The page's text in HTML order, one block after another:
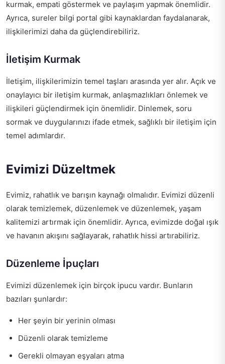
kurmak, empati göstermek ve paylaşım yapmak önemlidir.
Ayrıca, sureler bilgi portal gibi kaynaklardan faydalanarak,
ilişkilerimizi daha da güçlendirebiliriz.
İletişim Kurmak
İletişim, ilişkilerimizin temel taşları arasında yer alır. Açık ve
onaylayıcı bir iletişim kurmak, anlaşmazlıkları önlemek ve
ilişkileri güçlendirmek için önemlidir. Dinlemek, soru
sormak ve duygularınızı ifade etmek, sağlıklı bir iletişim için
temel adımlardır.
Evimizi Düzeltmek
Evimiz, rahatlık ve barışın kaynağı olmalıdır. Evimizi düzenli
olarak temizlemek, düzenlemek ve düzenlemek, yaşam
kalitemizi artırmak için önemlidir. Ayrıca, evimizde doğal ışık
ve havanın akışını sağlayarak, rahatlık hissi artırabiliriz.
Düzenleme İpuçları
Evimizi düzenlemek için birçok ipucu vardır. Bunların
bazıları şunlardır:
Her şeyin bir yerinin olması
Düzenli olarak temizleme
Gerekli olmayan eşyaları atma